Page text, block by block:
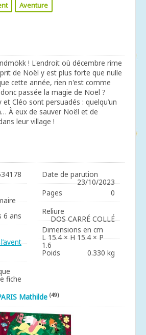
Aventure
! L'endroit où décembre rime
de Noël y est plus forte que nulle
cette année, rien n'est comme
passée la magie de Noël ?
Cléo sont persuadés : quelqu’un
À eux de sauver Noël et de
leur village !
6 ans
fiche
Date de parution
23/10/2023
Pages
0
Reliure
DOS CARRÉ COLLÉ
Dimensions en cm
L 15.4 × H 15.4 × P
1.6
Poids 0.330 kg
Mathilde (49)